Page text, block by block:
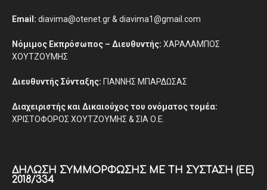
Email: diavima@otenet.gr & diavima1@gmail.com
Νόμιμος Εκπρόσωπος – Διευθυντής: ΧΑΡΑΛΑΜΠΟΣ
ΧΟΥΤΖΟΥΜΗΣ
Διευθυντής Σύνταξης: ΓΙΑΝΝΗΣ ΜΠΑΡΔΩΣΑΣ
Διαχειριστής και Δικαιούχος του ονόματος τομέα:
ΧΡΙΣΤΟΦΟΡΟΣ ΧΟΥΤΖΟΥΜΗΣ & ΣΙΑ Ο.Ε.
ΔΉΛΩΣΗ ΣΥΜΜΌΡΦΩΣΗΣ ΜΕ ΤΗ ΣΎΣΤΑΣΗ (ΕΕ)
2018/334